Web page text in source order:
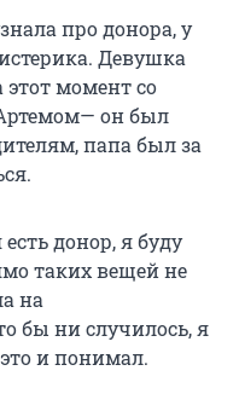
про донора, у
Девушка
этот момент со
он был
папа был за
донор, я буду
таких вещей не
на
бы ни случилось, я
и понимал.